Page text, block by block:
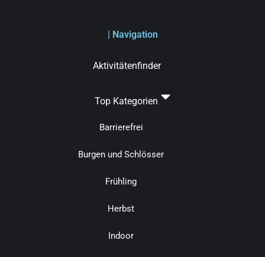
| Navigation
Aktivitätenfinder
Top Kategorien
Barrierefrei
Burgen und Schlösser
Frühling
Herbst
Indoor